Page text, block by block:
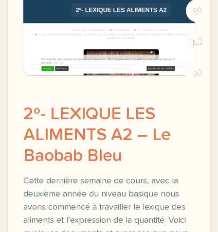
B1
A2
A1
2º- LEXIQUE LES
ALIMENTS A2 – Le
Baobab Bleu
Cette dernière semaine de cours, avec la
deuxième année du niveau basique nous
avons commencé à travailler le lexique des
aliments et l’expression de la quantité. Voici